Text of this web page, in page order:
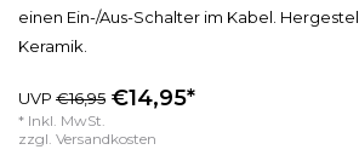
einen Ein-/Aus-Schalter im Kabel.
Keramik.
UVP €16,95 €14,95*
* Inkl. MwSt.
zzgl. Versandkosten